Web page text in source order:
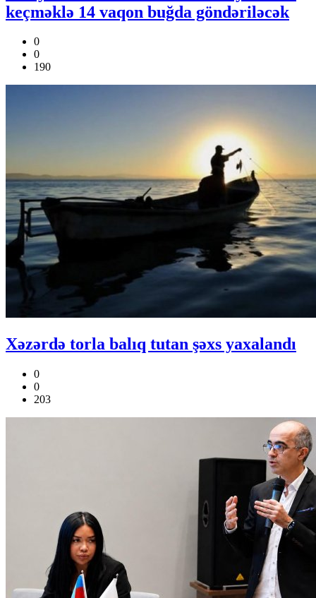
keçməklə 14 vaqon buğda göndəriləcək
0
0
190
Xəzərdə torla balıq tutan şəxs yaxalandı
0
0
203